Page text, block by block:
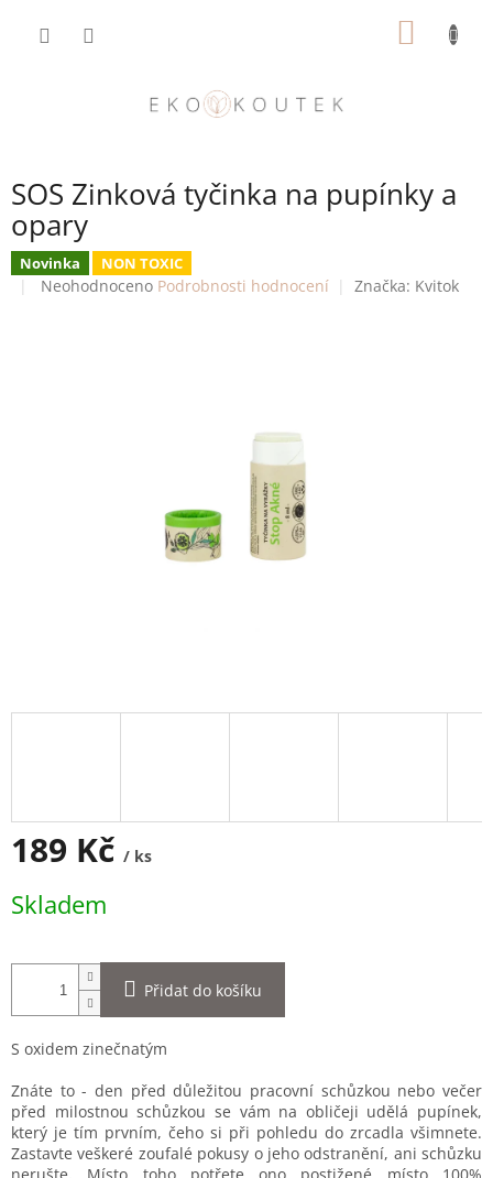
SOS Zinková tyčinka na pupínky a
opary
Novinka NON TOXIC
Průměrné
Neohodnoceno Podrobnosti hodnocení Značka: Kvitok
189 Kč / ks
cena:
Skladem
Přidat do košíku
S oxidem zinečnatým
Znáte to - den před důležitou pracovní schůzkou nebo večer
před milostnou schůzkou se vám na obličeji udělá pupínek,
který je tím prvním, čeho si při pohledu do zrcadla všimnete.
Zastavte veškeré zoufalé pokusy o jeho odstranění, ani schůzku